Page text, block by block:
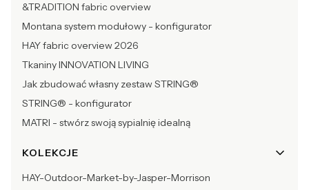
&TRADITION fabric overview
Montana system modułowy - konfigurator
HAY fabric overview 2026
Tkaniny INNOVATION LIVING
Jak zbudować własny zestaw STRING®
STRING® - konfigurator
MATRI - stwórz swoją sypialnię idealną
KOLEKCJE
HAY-Outdoor-Market-by-Jasper-Morrison